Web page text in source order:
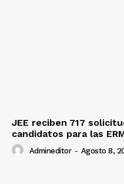
JEE reciben 717
candidatos para las
Admineditor - Agosto 8,